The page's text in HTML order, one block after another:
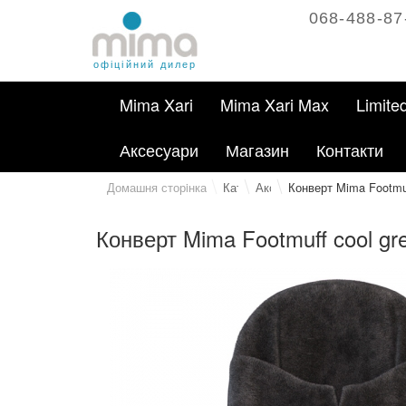
офіційний дилер
068-488-
Mima Xari Mima Xari Max
Аксесуари
Магазин Контакти
Домашня сторiнка КаталогАксесуариКонверт Mima
Конверт Mima Footmuff cool